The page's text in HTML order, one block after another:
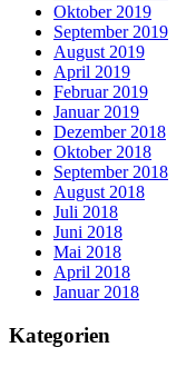
Oktober 2019
September 2019
August 2019
April 2019
Februar 2019
Januar 2019
Dezember 2018
Oktober 2018
September 2018
August 2018
Juli 2018
Juni 2018
Mai 2018
April 2018
Januar 2018
Kategorien